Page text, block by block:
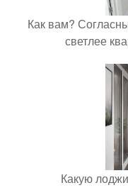
Как вам?
светлее
Какую